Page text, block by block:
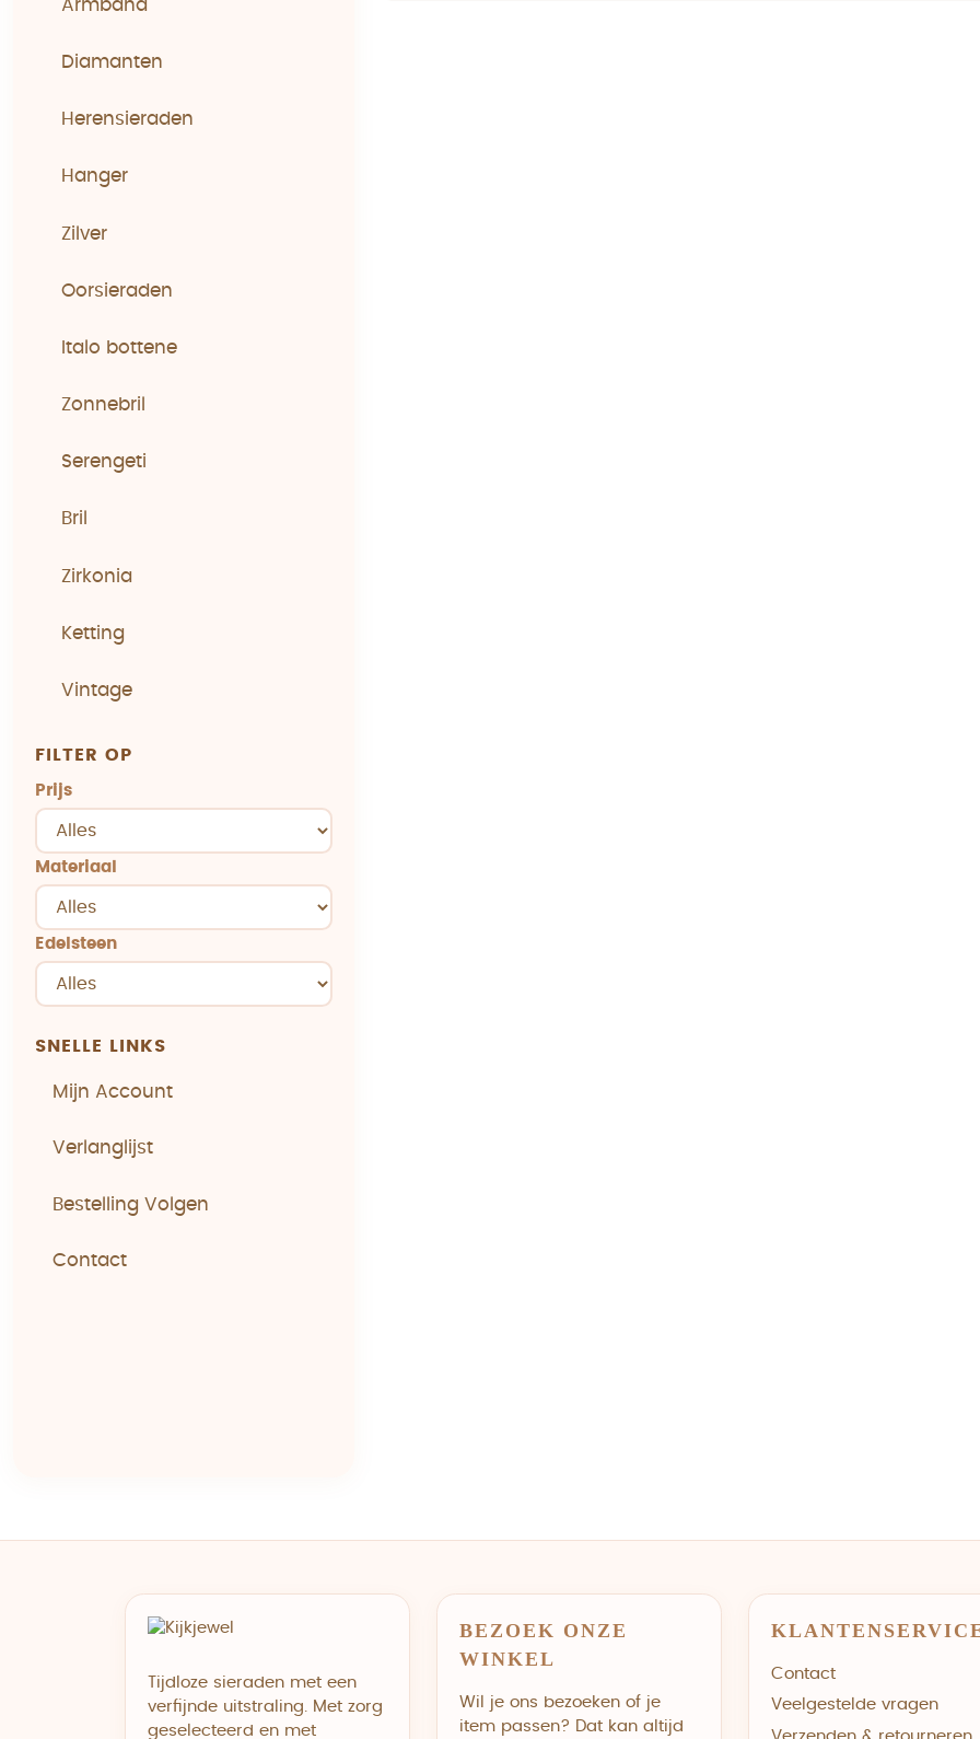
Armband
Diamanten
Herensieraden
Hanger
Zilver
Oorsieraden
Italo bottene
Zonnebril
Serengeti
Bril
Zirkonia
Ketting
Vintage
FILTER OP
Prijs
Materiaal
Edelsteen
SNELLE LINKS
Mijn Account
Verlanglijst
Bestelling Volgen
Contact
Tijdloze sieraden met een
verfijnde uitstraling. Met zorg
geselecteerd en met
BEZOEK ONZE
WINKEL
Wil je ons bezoeken of je
item passen? Dat kan altijd
Contact
Veelgestelde vragen